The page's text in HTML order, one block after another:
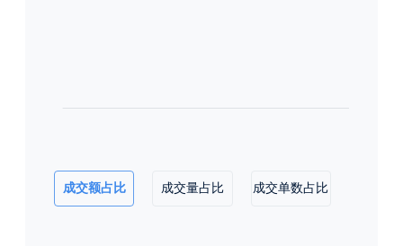
成交额占比 成交量占比 成交单数占比